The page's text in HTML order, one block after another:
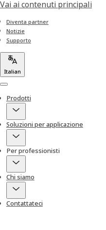
Vai ai contenuti principali
Diventa partner
Notizie
Supporto
Italian
Menu
Prodotti
Soluzioni per applicazione
Per professionisti
Chi siamo
Contattateci